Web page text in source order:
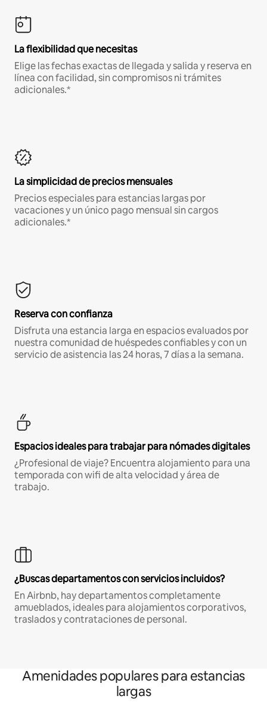
La flexibilidad que necesitas
Elige las fechas exactas de llegada y salida y reserva en
línea con facilidad, sin compromisos ni trámites
adicionales.*
La simplicidad de precios mensuales
Precios especiales para estancias largas por
vacaciones y un único pago mensual sin cargos
adicionales.*
Reserva con confianza
Disfruta una estancia larga en espacios evaluados por
nuestra comunidad de huéspedes confiables y con un
servicio de asistencia las 24 horas, 7 días a la semana.
Espacios ideales para trabajar para nómades digitales
¿Profesional de viaje? Encuentra alojamiento para una
temporada con wifi de alta velocidad y área de
trabajo.
¿Buscas departamentos con servicios incluidos?
En Airbnb, hay departamentos completamente
amueblados, ideales para alojamientos corporativos,
traslados y contrataciones de personal.
Amenidades populares para estancias
largas